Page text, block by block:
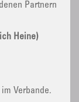
Partnern
Heine)
Verbande.